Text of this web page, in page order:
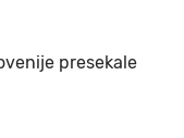
presekale